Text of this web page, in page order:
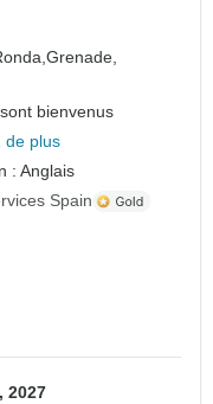
Grenade,
bienvenus
de plus
: Anglais
Spain
2027